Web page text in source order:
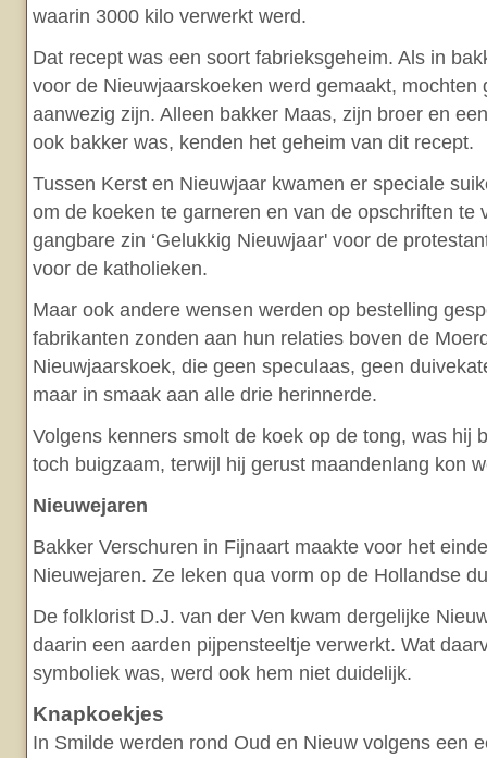
waarin 3000 kilo verwerkt werd.
Dat recept was een soort fabrieksgeheim. Als in
voor de Nieuwjaarskoeken werd gemaakt, mochten
aanwezig zijn. Alleen bakker Maas, zijn broer en
ook bakker was, kenden het geheim van dit recept.
Tussen Kerst en Nieuwjaar kwamen er speciale
om de koeken te garneren en van de opschriften te
gangbare zin ‘Gelukkig Nieuwjaar' voor de
voor de katholieken.
Maar ook andere wensen werden op bestelling
fabrikanten zonden aan hun relaties boven de
Nieuwjaarskoek, die geen speculaas, geen
maar in smaak aan alle drie herinnerde.
Volgens kenners smolt de koek op de tong, was hij
toch buigzaam, terwijl hij gerust maandenlang kon
Nieuwejaren
Bakker Verschuren in Fijnaart maakte voor het
Nieuwejaren. Ze leken qua vorm op de Hollandse
De folklorist D.J. van der Ven kwam dergelijke
daarin een aarden pijpensteeltje verwerkt. Wat
symboliek was, werd ook hem niet duidelijk.
Knapkoekjes
In Smilde werden rond Oud en Nieuw volgens een